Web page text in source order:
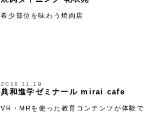
希少部位を味わう焼肉店
2018.11.19
典和進学ゼミナール mirai cafe
VR・MRを使った教育コンテンツが体験で